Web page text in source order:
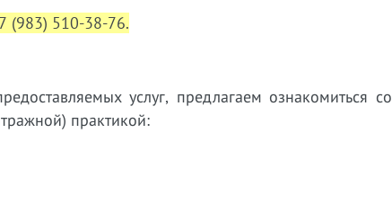
(983) 510-38-76.
услуг, предлагаем ознакомиться со
практикой: